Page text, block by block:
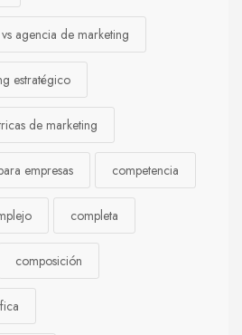
agencia de marketing
estratégico
de marketing
empresas competencia
completa
composición